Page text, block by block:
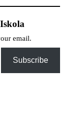
email.
Subscribe